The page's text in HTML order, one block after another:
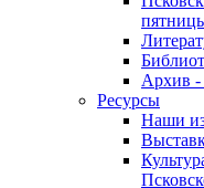
Архив -
Ресурсы
Наши